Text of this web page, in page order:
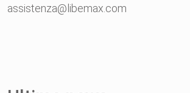
assistenza@libemax.com